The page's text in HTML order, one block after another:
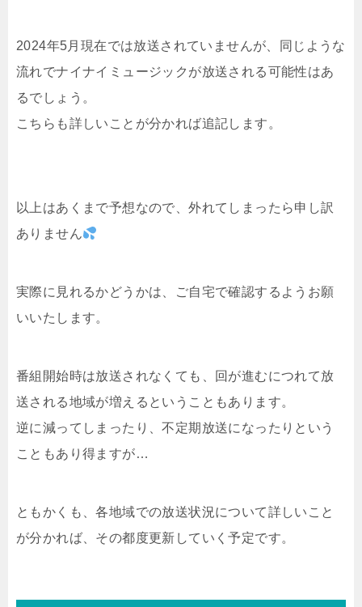
2024年5月現在では放送されていませんが、同じような
流れでナイナイミュージックが放送される可能性はあ
るでしょう。
こちらも詳しいことが分かれば追記します。
以上はあくまで予想なので、外れてしまったら申し訳
ありません
実際に見れるかどうかは、ご自宅で確認するようお願
いいたします。
番組開始時は放送されなくても、回が進むにつれて放
送される地域が増えるということもあります。
逆に減ってしまったり、不定期放送になったりという
こともあり得ますが…
ともかくも、各地域での放送状況について詳しいこと
が分かれば、その都度更新していく予定です。